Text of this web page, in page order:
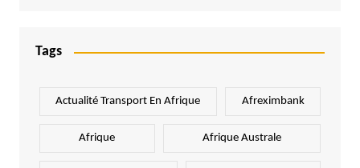
Tags
Actualité Transport En Afrique Afreximbank
Afrique Afrique Australe